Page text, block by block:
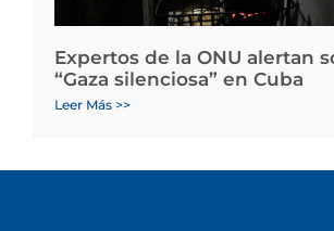
Expertos de la ONU alertan
“Gaza silenciosa” en Cuba
Leer Más >>